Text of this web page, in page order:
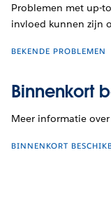
Problemen met up-
invloed kunnen zijn
BEKENDE PROBLEMEN
Binnenkort
Meer informatie
BINNENKORT